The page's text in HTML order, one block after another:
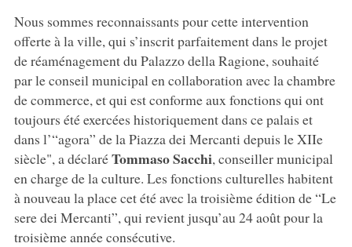
Nous sommes reconnaissants pour cette intervention
offerte à la ville, qui s’inscrit parfaitement dans le projet
de réaménagement du Palazzo della Ragione, souhaité
par le conseil municipal en collaboration avec la chambre
de commerce, et qui est conforme aux fonctions qui ont
toujours été exercées historiquement dans ce palais et
dans l’“agora” de la Piazza dei Mercanti depuis le XIIe
siècle", a déclaréTommaso Sacchi, conseiller municipal
en charge de la culture. Les fonctions culturelles habitent
à nouveau la place cet été avec la troisième édition de “Le
sere dei Mercanti”, qui revient jusqu’au 24 août pour la
troisième année consécutive.